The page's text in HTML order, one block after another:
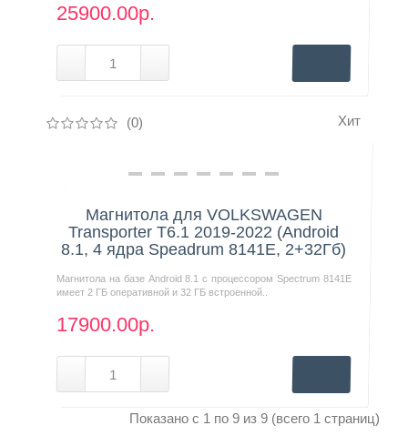
25900.00р.
(0) Хит
Нашли дешевле?
Магнитола для VOLKSWAGEN
Transporter T6.1 2019-2022 (Android
8.1, 4 ядра Speadrum 8141E, 2+32Гб)
Магнитола на базе Android 8.1 с процессором Spectrum 8141E
имеет 2 ГБ оперативной и 32 ГБ встроенной..
17900.00р.
Показано с 1 по 9 из 9 (всего 1 страниц)